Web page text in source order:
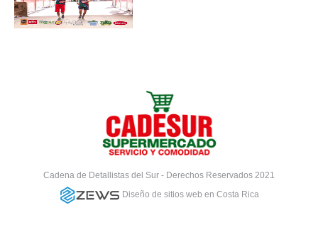
Cadena de Detallistas del Sur - Derechos Reservados 2021
Diseño de sitios web en Costa Rica